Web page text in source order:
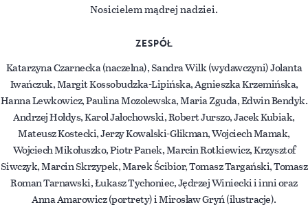
Nosicielem mądrej nadziei.
ZESPÓŁ
Katarzyna Czarnecka (naczelna), Sandra Wilk (wydawczyni) Jolanta
Iwańczuk, Margit Kossobudzka-Lipińska, Agnieszka Krzemińska,
Hanna Lewkowicz, Paulina Mozolewska, Maria Zguda, Edwin Bendyk.
Andrzej Hołdys, Karol Jałochowski, Robert Jurszo, Jacek Kubiak,
Mateusz Kostecki, Jerzy Kowalski-Glikman, Wojciech Mamak,
Wojciech Mikołuszko, Piotr Panek, Marcin Rotkiewicz, Krzysztof
Siwczyk, Marcin Skrzypek, Marek Ścibior, Tomasz Targański, Tomasz
Roman Tarnawski, Łukasz Tychoniec, Jędrzej Winiecki i inni oraz
Anna Amarowicz (portrety) i Mirosław Gryń (ilustracje).